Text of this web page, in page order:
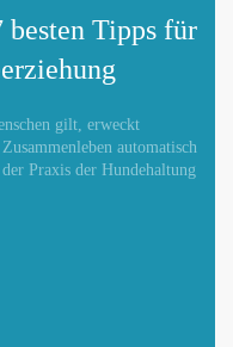
Tipps für
gilt, erweckt
automatisch
Praxis der Hundehaltung